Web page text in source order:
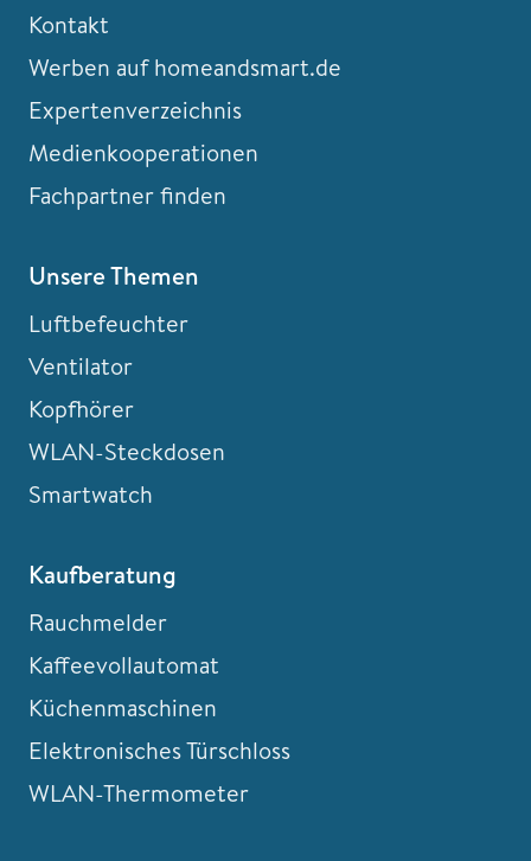
Kontakt
Werben auf homeandsmart.de
Expertenverzeichnis
Medienkooperationen
Fachpartner finden
Unsere Themen
Luftbefeuchter
Ventilator
Kopfhörer
WLAN-Steckdosen
Smartwatch
Kaufberatung
Rauchmelder
Kaffeevollautomat
Küchenmaschinen
Elektronisches Türschloss
WLAN-Thermometer